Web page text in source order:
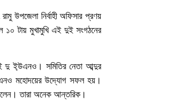
উপজেলা নির্বাহী অফিসার প্রণয়
১০ টায় মুখামুখি এই দুই সংগঠনের
দু ই্উএনও। সমিতির নেতা আব্দুর
মহোদয়ের উদ্যোগ সফল হয়।
তারা অনেক আন্তরিক।